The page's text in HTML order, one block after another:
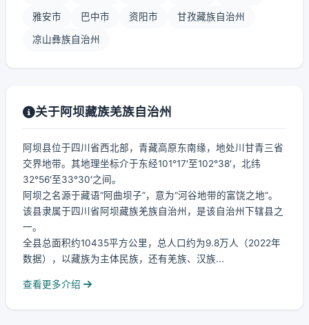
雅安市 巴中市 资阳市 甘孜藏族自治州
凉山彝族自治州
关于阿坝藏族羌族自治州
阿坝县位于四川省西北部，青藏高原东南缘，地处川甘青三省
交界地带。其地理坐标介于东经101°17′至102°38′，北纬
32°56′至33°30′之间。
阿坝之名源于藏语“阿曲坝子”，意为“河谷地带的富饶之地”。
该县隶属于四川省阿坝藏族羌族自治州，是该自治州下辖县之
一。
全县总面积约10435平方公里，总人口约为9.8万人（2022年
数据），以藏族为主体民族，还有羌族、汉族...
查看更多介绍